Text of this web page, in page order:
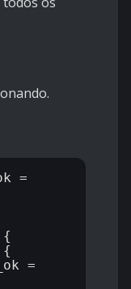
=
{